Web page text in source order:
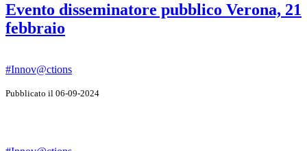
Evento disseminatore pubblico Verona, 21
febbraio
#Innov@ctions
Pubblicato il 06-09-2024